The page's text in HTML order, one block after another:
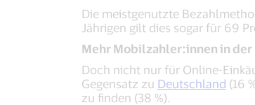
Die meistgenutzte
Jährigen gilt dies sogar für 69
Mehr Mobilzahler:innen in der
Doch nicht nur für Online-
Gegensatz zu Deutschland (16
zu finden (38 %).